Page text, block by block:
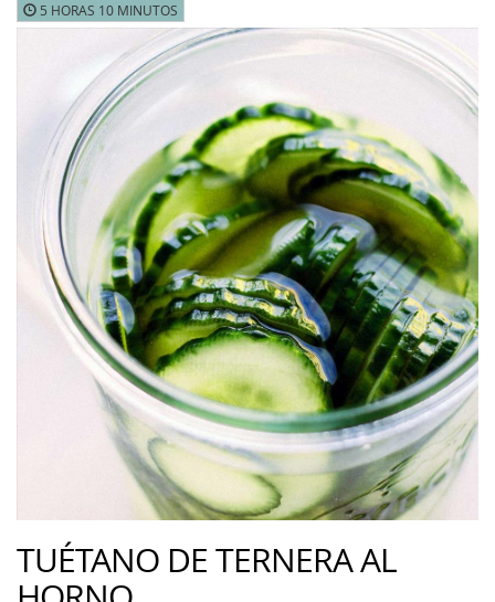
5 HORAS 10 MINUTOS
TUÉTANO DE TERNERA AL